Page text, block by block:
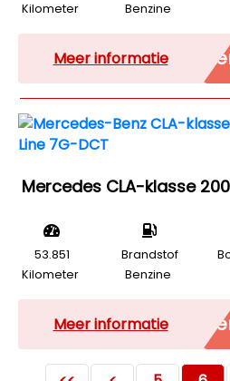
Kilometer
Benzine
Meer informatie
Mercedes CLA-klasse
53.851
Kilometer
Brandstof
Benzine
Meer informatie